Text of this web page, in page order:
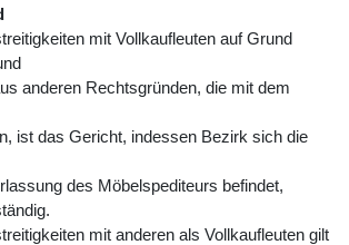
mit Vollkaufleuten auf Grund
anderen Rechtsgründen, die mit dem
ist das Gericht, indessen Bezirk sich die
des Möbelspediteurs befindet,
mit anderen als Vollkaufleuten gilt